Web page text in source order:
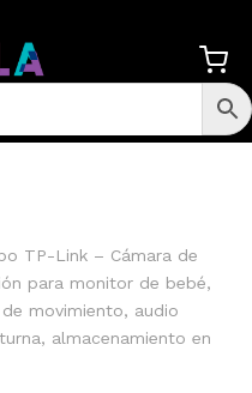
TP-Link – Cámara de
para monitor de bebé,
movimiento, audio
almacenamiento en